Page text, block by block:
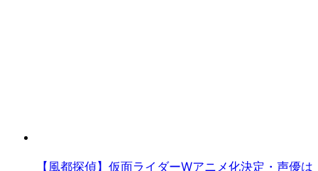
【風都探偵】仮面ライダーWアニメ化決定・声優は